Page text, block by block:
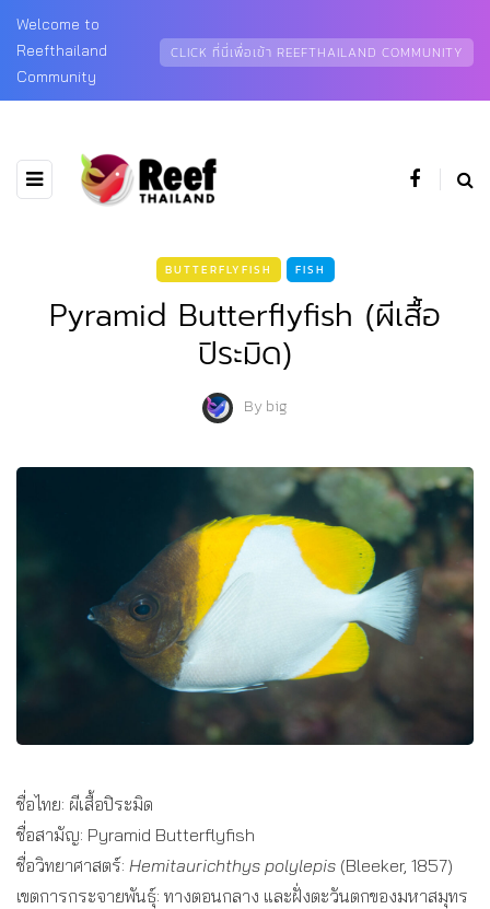
Welcome to
Reefthailand
Community
CLICK ที่นี่เพื่อเข้า REEFTHAILAND COMMUNITY
BUTTERFLYFISH FISH
Pyramid Butterflyfish (ผีเสื้อ
ปิระมิด)
Bybig
ชื่อไทย: ผีเสื้อปิระมิด
ชื่อสามัญ: Pyramid Butterflyfish
ชื่อวิทยาศาสตร์: Hemitaurichthys polylepis (Bleeker, 1857)
เขตการกระจายพันธุ์: ทางตอนกลาง และฝั่งตะวันตกของมหาสมุทร